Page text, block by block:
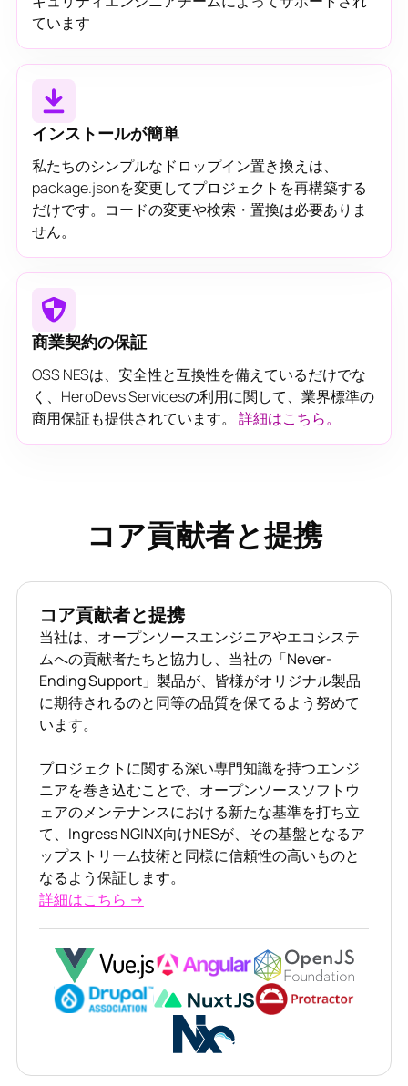
ています
インストールが簡単
私たちのシンプルなドロップイン置き換えは、
package.jsonを変更してプロジェクトを再構築する
だけです。コードの変更や検索・置換は必要ありま
せん。
商業契約の保証
OSS NESは、安全性と互換性を備えているだけでな
く、HeroDevs Servicesの利用に関して、業界標準の
商用保証も提供されています。 詳細はこちら。
コア貢献者と提携
コア貢献者と提携
当社は、オープンソースエンジニアやエコシステ
ムへの貢献者たちと協力し、当社の「Never-
Ending Support」製品が、皆様がオリジナル製品
に期待されるのと同等の品質を保てるよう努めて
います。
プロジェクトに関する深い専門知識を持つエンジ
ニアを巻き込むことで、オープンソースソフトウ
ェアのメンテナンスにおける新たな基準を打ち立
て、Ingress NGINX向けNESが、その基盤となるア
ップストリーム技術と同様に信頼性の高いものと
なるよう保証します。
詳細はこちら →